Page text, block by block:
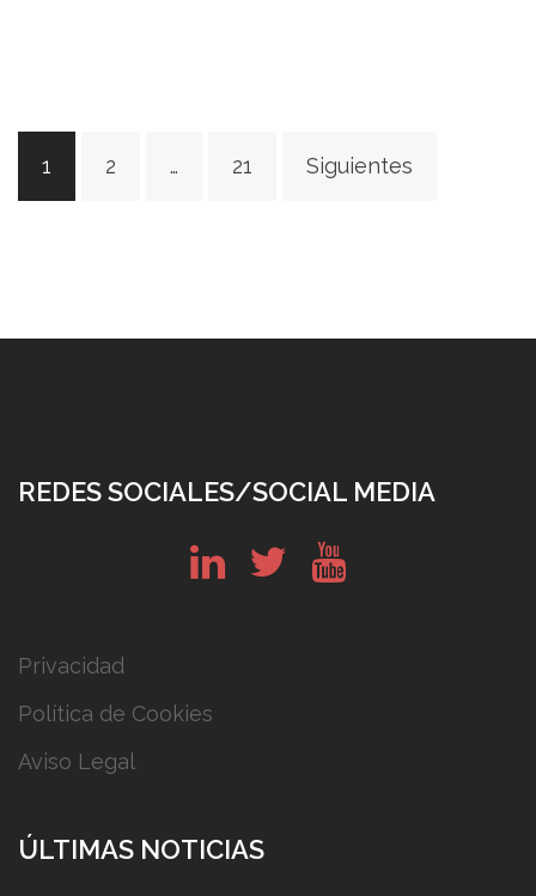
de
1 2 … 21 Siguientes
REDES SOCIALES/SOCIAL MEDIA
Privacidad
Política de Cookies
Aviso Legal
ÚLTIMAS NOTICIAS